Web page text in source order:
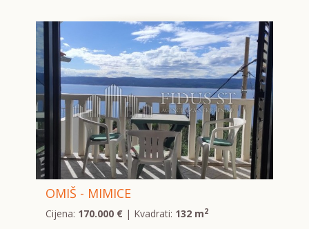
OMIŠ - MIMICE
Cijena: 170.000 €| Kvadrati: 132 m2